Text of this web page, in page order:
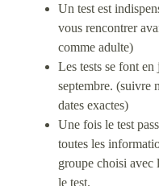
Un test est
vous rencontrer
comme adulte)
Les tests se font
septembre. (suivre
dates exactes)
Une fois le test
toutes les
groupe choisi avec
le test.